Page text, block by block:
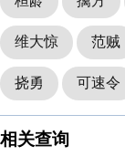
维大惊 范贼
挠勇 可速令
相关查询